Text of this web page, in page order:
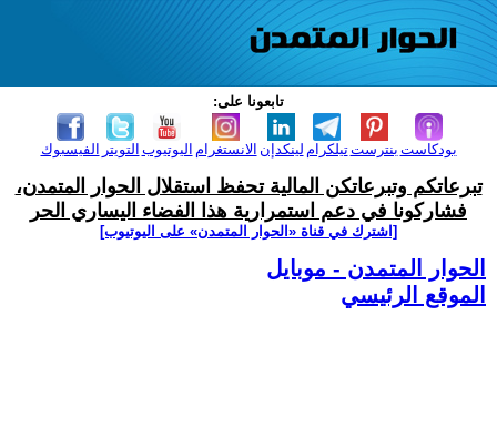
تابعونا على:
الفيسبوك التويتر اليوتيوب الانستغرام لينكدإن تيلكرامبنترست بودكاست
تبرعاتكم وتبرعاتكن المالية تحفظ استقلال الحوار المتمدن،
فشاركونا في دعم استمرارية هذا الفضاء اليساري الحر
[اشترك في قناة ‫«الحوار المتمدن» على اليوتيوب]
الحوار المتمدن - موبايل
الموقع الرئيسي